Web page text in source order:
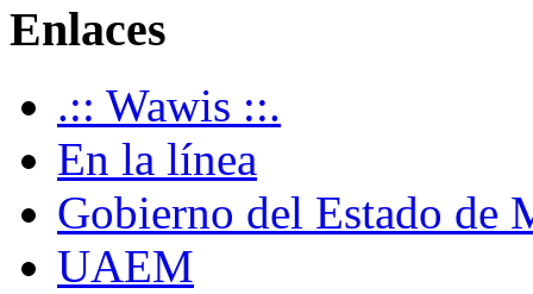
Enlaces
.:: Wawis ::.
En la línea
Gobierno del Estado de
UAEM